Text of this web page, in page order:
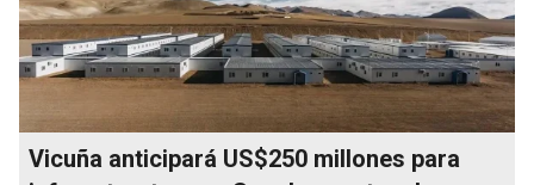
Vicuña anticipará US$250 millones para